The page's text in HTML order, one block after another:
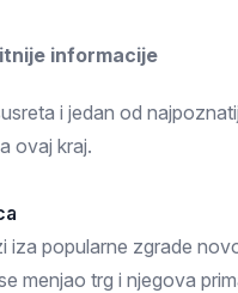
Ruma
Sremski Karlovci
Zlatar
informacije
i jedan od
ovaj kraj.
iza popularne zgrade
menjao trg i njegova